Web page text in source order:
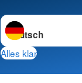
Sprache wechseln
Alles klar